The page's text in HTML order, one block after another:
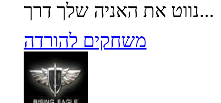
נווט את האניה שלך דרך...
משחקים להורדה